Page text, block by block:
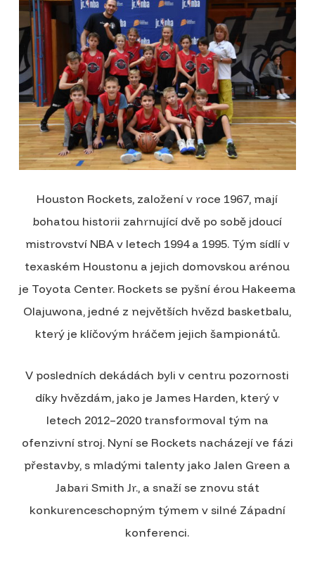
Houston Rockets, založení v roce 1967, mají
bohatou historii zahrnující dvě po sobě jdoucí
mistrovství NBA v letech 1994 a 1995. Tým sídlí v
texaském Houstonu a jejich domovskou arénou
je Toyota Center. Rockets se pyšní érou Hakeema
Olajuwona, jedné z největších hvězd basketbalu,
který je klíčovým hráčem jejich šampionátů.
V posledních dekádách byli v centru pozornosti
díky hvězdám, jako je James Harden, který v
letech 2012–2020 transformoval tým na
ofenzivní stroj. Nyní se Rockets nacházejí ve fázi
přestavby, s mladými talenty jako Jalen Green a
Jabari Smith Jr., a snaží se znovu stát
konkurenceschopným týmem v silné Západní
konferenci.